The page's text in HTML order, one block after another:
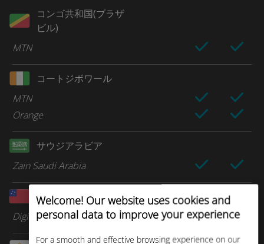
Welcome! Our website uses cookies and
personal data to improve your experience
For a smooth and effective browsing experience on our
コンゴ共和国(ブラザ
ビル)
MTN
コートジボワール
MTN
Orange
サウジアラビア
Zain Saudi Arabia
サモア
Digicel Pacific